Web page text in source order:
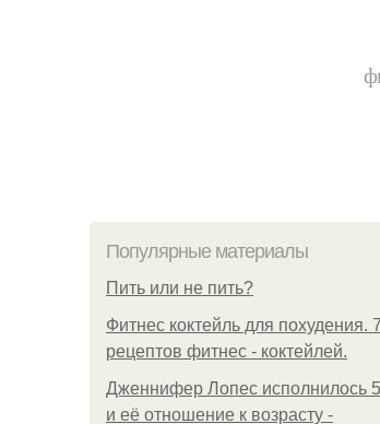
Популярные материалы
Пить или не пить?
Фитнес коктейль для похудения. 7
рецептов фитнес - коктейлей.
Дженнифер Лопес исполнилось
и её отношение к возрасту -